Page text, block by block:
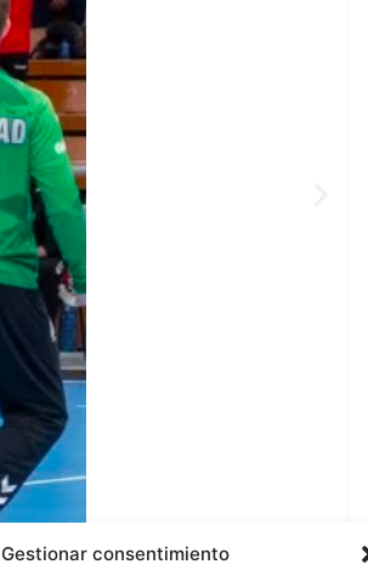
Gestionar consentimiento